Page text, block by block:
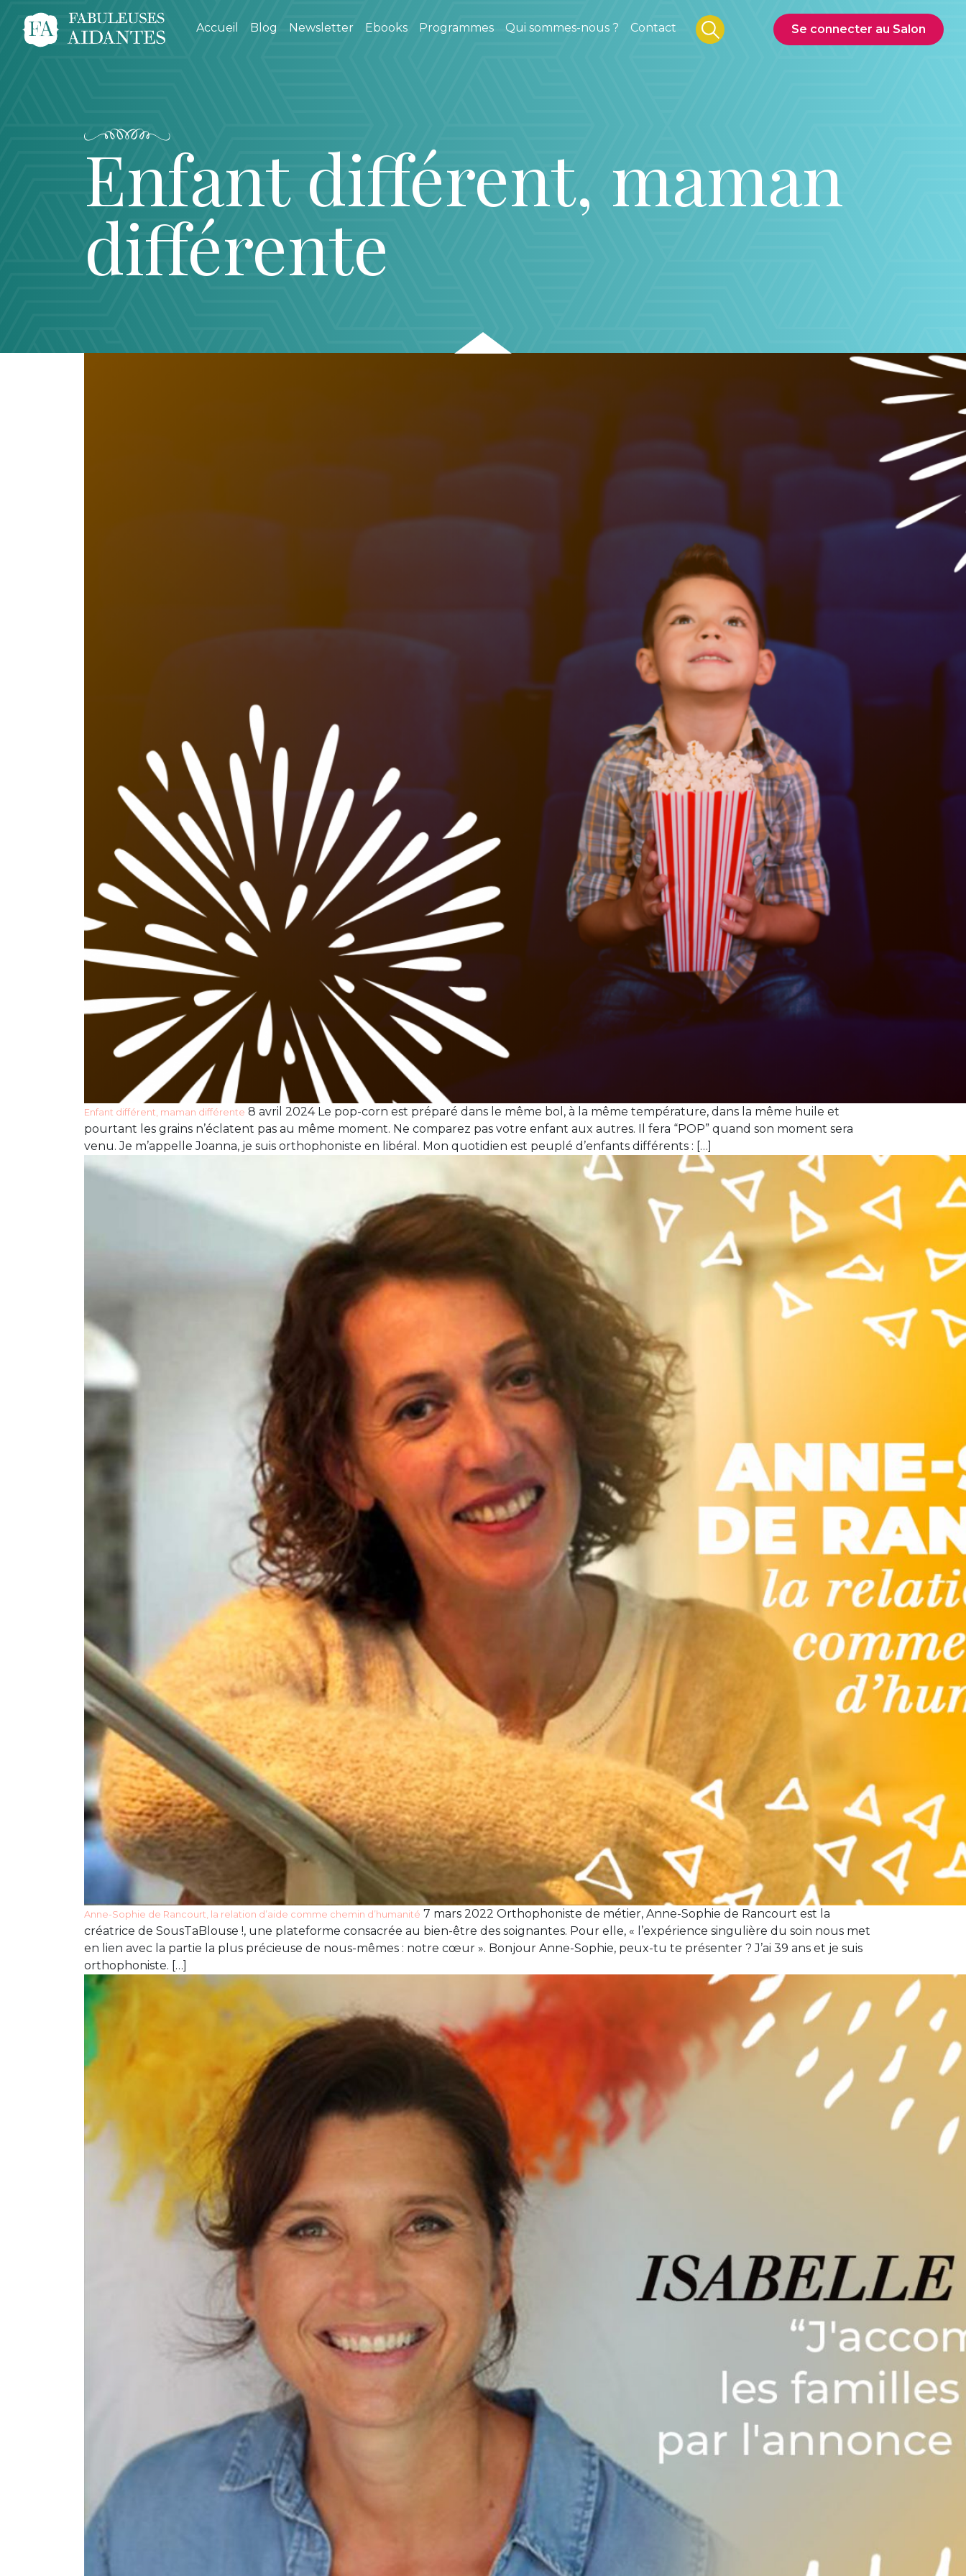
Accueil Blog Newsletter Ebooks Programmes Qui sommes-nous ? Contact Se connecter au Salon
Enfant différent, maman
différente
Enfant différent, maman différente 8 avril 2024 Le pop-corn est préparé dans le même bol, à la même température, dans la même huile et
pourtant les grains n’éclatent pas au même moment. Ne comparez pas votre enfant aux autres. Il fera “POP” quand son moment sera
venu. Je m’appelle Joanna, je suis orthophoniste en libéral. Mon quotidien est peuplé d’enfants différents : […]
Anne-Sophie de Rancourt, la relation d’aide comme chemin d’humanité 7 mars 2022 Orthophoniste de métier, Anne-Sophie de Rancourt est la
créatrice de SousTaBlouse !, une plateforme consacrée au bien-être des soignantes. Pour elle, « l’expérience singulière du soin nous met
en lien avec la partie la plus précieuse de nous-mêmes : notre cœur ». Bonjour Anne-Sophie, peux-tu te présenter ? J’ai 39 ans et je suis
orthophoniste. […]